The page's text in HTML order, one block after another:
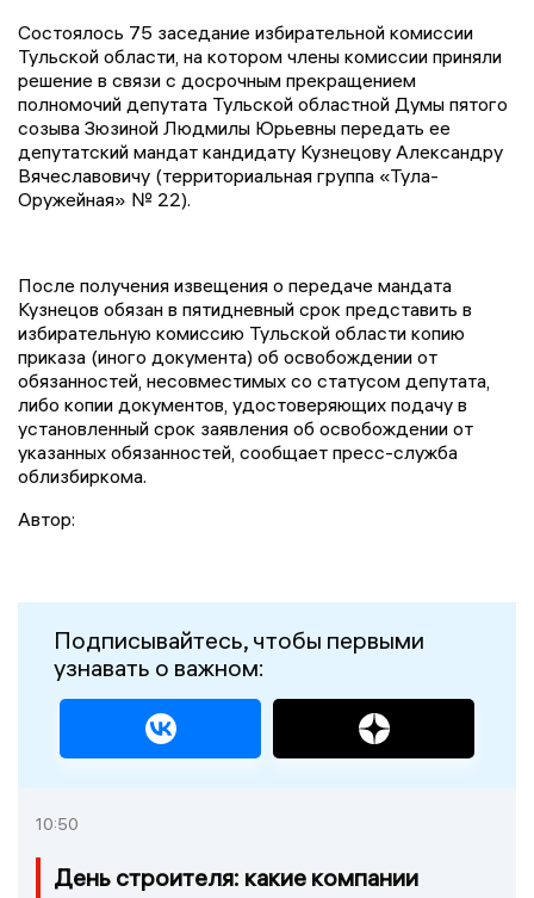
Состоялось 75 заседание избирательной комиссии
Тульской области, на котором члены комиссии приняли
решение в связи с досрочным прекращением
полномочий депутата Тульской областной Думы пятого
созыва Зюзиной Людмилы Юрьевны передать ее
депутатский мандат кандидату Кузнецову Александру
Вячеславовичу (территориальная группа «Тула-
Оружейная» № 22).
После получения извещения о передаче мандата
Кузнецов обязан в пятидневный срок представить в
избирательную комиссию Тульской области копию
приказа (иного документа) об освобождении от
обязанностей, несовместимых со статусом депутата,
либо копии документов, удостоверяющих подачу в
установленный срок заявления об освобождении от
указанных обязанностей, сообщает пресс-служба
облизбиркома.
Автор:
Подписывайтесь, чтобы первыми
узнавать о важном:
10:50
День строителя: какие компании